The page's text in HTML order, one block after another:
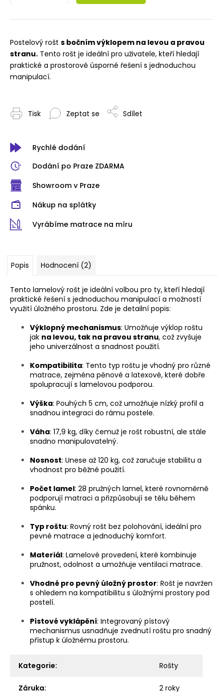
Postelový rošt s bočním výklopem na levou a pravou
stranu. Tento rošt je ideální pro uživatele, kteří hledají
praktické a prostorově úsporné řešení s jednoduchou
manipulací.
Tisk Zeptat se Sdílet
Rychlé dodání
Dodání po Praze ZDARMA
Showroom v Praze
Nákup na splátky
Vyrábíme matrace na míru
Popis Hodnocení (2)
Tento lamelový rošt je ideální volbou pro ty, kteří hledají
praktické řešení s jednoduchou manipulací a možností
využití úložného prostoru. Zde je detailní popis:
Výklopný mechanismus: Umožňuje výklop roštu
jak na levou, tak na pravou stranu, což zvyšuje
jeho univerzálnost a snadnost použití.
Kompatibilita: Tento typ roštu je vhodný pro různé
matrace, zejména pěnové a latexové, které dobře
spolupracují s lamelovou podporou.
Výška: Pouhých 5 cm, což umožňuje nízký profil a
snadnou integraci do rámu postele.
Váha: 17,9 kg, díky čemuž je rošt robustní, ale stále
snadno manipulovatelný.
Nosnost: Unese až 120 kg, což zaručuje stabilitu a
vhodnost pro běžné použití.
Počet lamel: 28 pružných lamel, které rovnoměrně
podporují matraci a přizpůsobují se tělu během
spánku.
Typ roštu: Rovný rošt bez polohování, ideální pro
pevné matrace a jednoduchý komfort.
Materiál: Lamelové provedení, které kombinuje
pružnost, odolnost a umožňuje ventilaci matrace.
Vhodné pro pevný úložný prostor: Rošt je navržen
s ohledem na kompatibilitu s úložnými prostory pod
postelí.
Pístové vyklápění: Integrovaný pístový
mechanismus usnadňuje zvednutí roštu pro snadný
přístup k úložnému prostoru.
Kategorie: Rošty
Záruka: 2 roky